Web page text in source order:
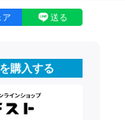
ア 送る
購入する